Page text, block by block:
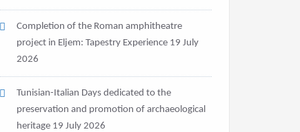
Completion of the Roman amphitheatre
project in Eljem: Tapestry Experience 19 July
2026
Tunisian-Italian Days dedicated to the
preservation and promotion of archaeological
heritage 19 July 2026